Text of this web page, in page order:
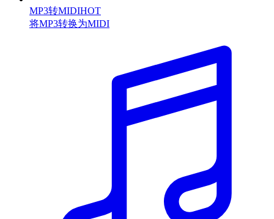
MP3转MIDIHOT
将MP3转换为MIDI